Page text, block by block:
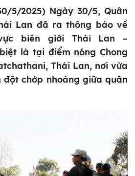
5/2025) Ngày 30/5, Quân
Lan đã ra thông báo về
biên giới Thái Lan –
là tại điểm nóng Chong
Thái Lan, nơi vừa
chớp nhoáng giữa quân